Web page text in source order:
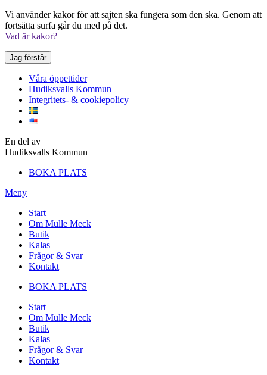
Vi använder kakor för att sajten ska fungera som den ska. Genom att
fortsätta surfa går du med på det.
Vad är kakor?
Jag förstår
Våra öppettider
Hudiksvalls Kommun
Integritets- & cookiepolicy
En del av
Hudiksvalls Kommun
BOKA PLATS
Meny
Start
Om Mulle Meck
Butik
Kalas
Frågor & Svar
Kontakt
BOKA PLATS
Start
Om Mulle Meck
Butik
Kalas
Frågor & Svar
Kontakt